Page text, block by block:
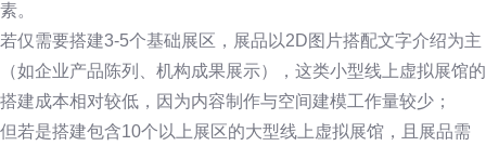
素。
若仅需要搭建3-5个基础展区，展品以2D图片搭配文字介绍为主
（如企业产品陈列、机构成果展示），这类小型线上虚拟展馆的
搭建成本相对较低，因为内容制作与空间建模工作量较少；
但若是搭建包含10个以上展区的大型线上虚拟展馆，且展品需